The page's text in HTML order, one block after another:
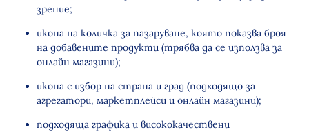
зрение;
икона на количка за пазаруване, която показва броя
на добавените продукти (трябва да се използва за
онлайн магазини);
икона с избор на страна и град (подходящо за
агрегатори, маркетплейси и онлайн магазини);
подходяща графика и висококачествени